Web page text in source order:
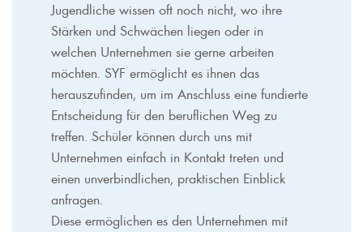
Jugendliche wissen oft noch nicht, wo ihre
Stärken und Schwächen liegen oder in
welchen Unternehmen sie gerne arbeiten
möchten. SYF ermöglicht es ihnen das
herauszufinden, um im Anschluss eine fundierte
Entscheidung für den beruflichen Weg zu
treffen. Schüler können durch uns mit
Unternehmen einfach in Kontakt treten und
einen unverbindlichen, praktischen Einblick
anfragen.
Diese ermöglichen es den Unternehmen mit